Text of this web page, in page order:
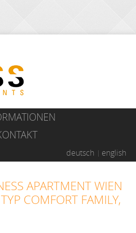
deutsch english
APARTMENT WIEN
COMFORT FAMILY,